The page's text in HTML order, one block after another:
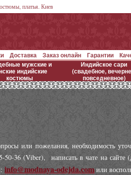
платья. Киев
Гарантии
Заказ онлайн
Доставка
мужские и
индийские
костюмы
Индийское сари
(свадебное,
повседневное)
или пожелания, необходимость
50-36 (Viber), написать в чате на
info@modnaya-odejda.comили